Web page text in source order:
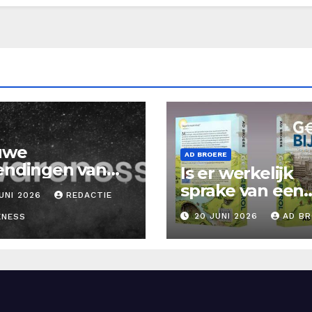
van
Tv
2026 REDACTIE
AD BROERE
Is er werkelijk
sprake van een
energiecrisis?
Nieuwe Blog Ad
Broere
20 JUNI 2026 AD